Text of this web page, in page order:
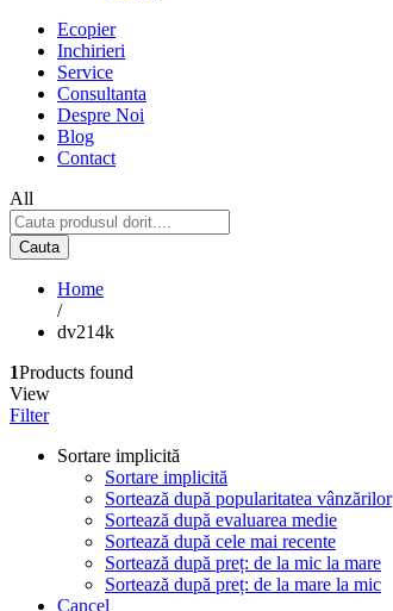
Ecopier
Inchirieri
Service
Consultanta
Despre Noi
Blog
Contact
All
Cauta
Home
/
dv214k
1Products found
View
Filter
Sortare implicită
Sortare implicită
Sortează după popularitatea vânzărilor
Sortează după evaluarea medie
Sortează după cele mai recente
Sortează după preț: de la mic la mare
Sortează după preț: de la mare la mic
Cancel